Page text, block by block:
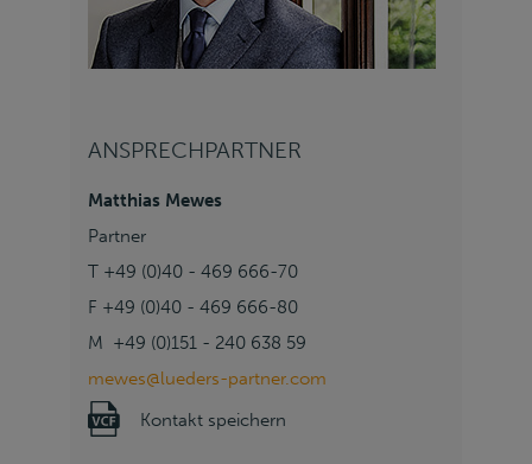
ANSPRECHPARTNER
Matthias Mewes
Partner
T +49 (0)40 - 469 666-70
F +49 (0)40 - 469 666-80
M +49 (0)151 - 240 638 59
mewes@lueders-partner.com
Kontakt speichern